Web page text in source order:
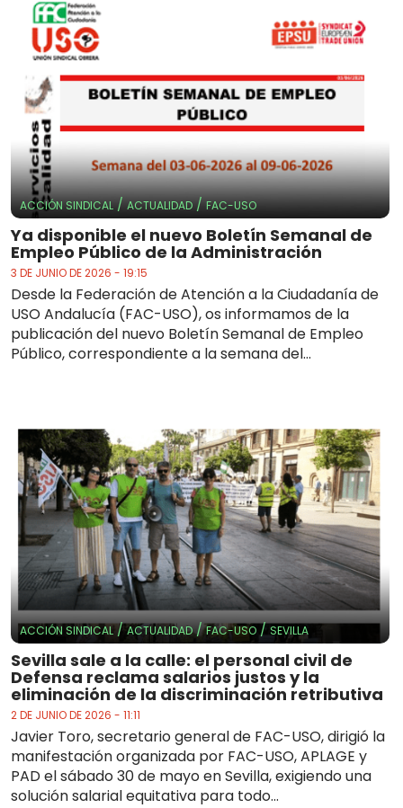
ACCIÓN SINDICAL/ACTUALIDAD/FAC-USO
Ya disponible el nuevo Boletín Semanal de
Empleo Público de la Administración
3 DE JUNIO DE 2026 - 19:15
Desde la Federación de Atención a la Ciudadanía de
USO Andalucía (FAC-USO), os informamos de la
publicación del nuevo Boletín Semanal de Empleo
Público, correspondiente a la semana del...
ACCIÓN SINDICAL/ACTUALIDAD/FAC-USO / SEVILLA
Sevilla sale a la calle: el personal civil de
Defensa reclama salarios justos y la
eliminación de la discriminación retributiva
2 DE JUNIO DE 2026 - 11:11
Javier Toro, secretario general de FAC-USO, dirigió la
manifestación organizada por FAC-USO, APLAGE y
PAD el sábado 30 de mayo en Sevilla, exigiendo una
solución salarial equitativa para todo...